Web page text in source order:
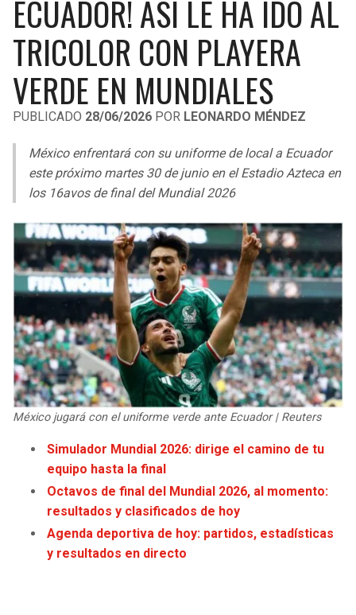
LIGA DE EXPANSIÓN MX
LEAGUES CUP
UEFA EUROPA LEAGUE
UEFA CONFERENCE LEAGUE
MLS
COPA LIBERTADORES
COPA SUDAMERICANA
LIGA BETPLAY
OTRAS LIGAS
RAIDERS
CHARGERS
RAVENS
STEELERS
TEXANS
COLTS
JAGUARS
TITANS
COWBOYS
GIANTS
EAGLES
CAVALIERS
PISTONS
PACERS
HORNETS
HEAT
MAGIC
WIZARDS
WARRIORS
CLIPPERS
LAKERS
SUNS
ECUADOR! ASÍ LE HA IDO AL
TRICOLOR CON PLAYERA
VERDE EN MUNDIALES
PUBLICADO 28/06/2026 POR LEONARDO MÉNDEZ
México enfrentará con su uniforme de local a Ecuador
este próximo martes 30 de junio en el Estadio Azteca en
los 16avos de final del Mundial 2026
México jugará con el uniforme verde ante Ecuador | Reuters
Simulador Mundial 2026: dirige el camino de tu
equipo hasta la final
Octavos de final del Mundial 2026, al momento:
resultados y clasificados de hoy
Agenda deportiva de hoy: partidos, estadísticas
y resultados en directo